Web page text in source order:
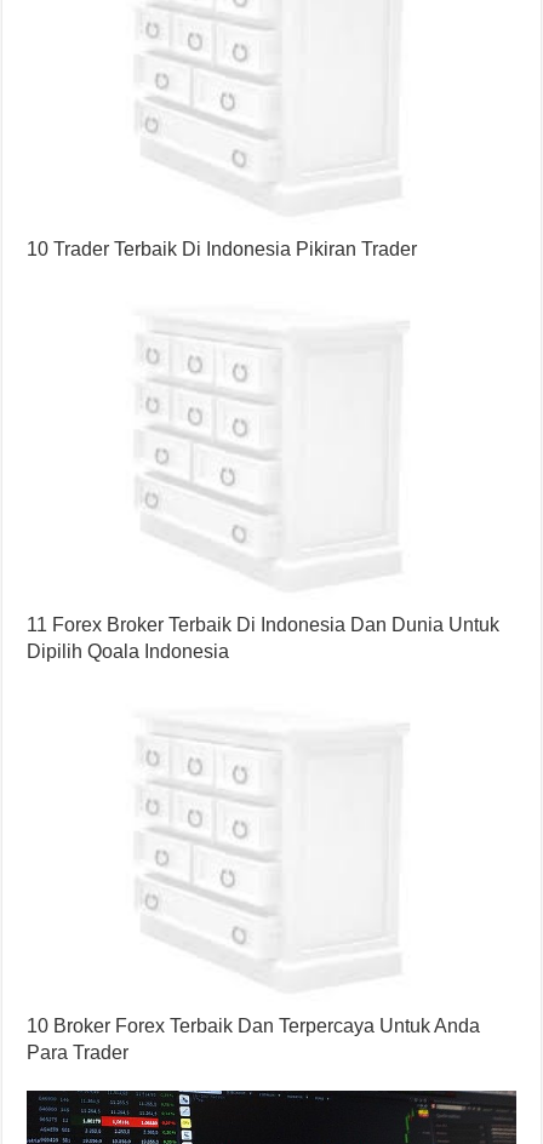
10 Trader Terbaik Di Indonesia Pikiran Trader
11 Forex Broker Terbaik Di Indonesia Dan Dunia Untuk
Dipilih Qoala Indonesia
10 Broker Forex Terbaik Dan Terpercaya Untuk Anda
Para Trader